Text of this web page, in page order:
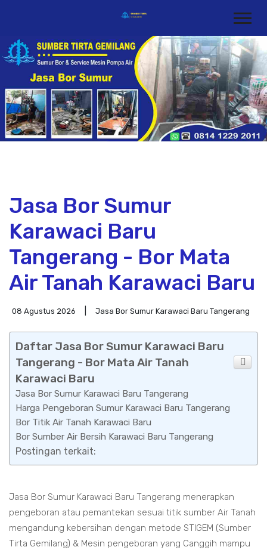
Jasa Bor Sumur
Karawaci Baru
Tangerang - Bor Mata
Air Tanah Karawaci Baru
08 Agustus 2026 Jasa Bor Sumur Karawaci Baru Tangerang
Daftar Jasa Bor Sumur Karawaci Baru
Tangerang - Bor Mata Air Tanah
Karawaci Baru
Jasa Bor Sumur Karawaci Baru Tangerang
Harga Pengeboran Sumur Karawaci Baru Tangerang
Bor Titik Air Tanah Karawaci Baru
Bor Sumber Air Bersih Karawaci Baru Tangerang
Postingan terkait:
Jasa Bor Sumur Karawaci Baru Tangerang menerapkan
pengeboran atau pemantekan sesuai titik sumber Air Tanah
mengandung kebersihan dengan metode STIGEM (Sumber
Tirta Gemilang) & Mesin pengeboran yang Canggih mampu